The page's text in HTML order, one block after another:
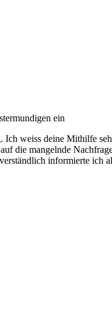
ein
weiss deine Mithilfe
die mangelnde
informierte ich